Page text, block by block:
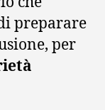
preparare
per